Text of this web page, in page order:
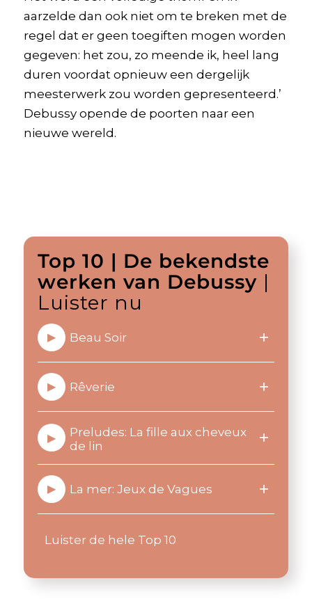
aarzelde dan ook niet om te breken met de
regel dat er geen toegiften mogen worden
gegeven: het zou, zo meende ik, heel lang
duren voordat opnieuw een dergelijk
meesterwerk zou worden gepresenteerd.’
Debussy opende de poorten naar een
nieuwe wereld.
Top 10 | De bekendste
werken van Debussy |
Luister nu
▶ Beau Soir +
▶ Rêverie +
▶
Preludes: La fille aux cheveux
de lin
+
▶ La mer: Jeux de Vagues +
Luister de hele Top 10